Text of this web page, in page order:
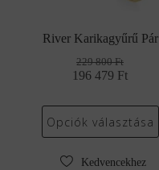
River Karikagyűrű Pár
229 800Ft
Original
was:
229
196 479 Ft
Current
is:
196
Opciók választása
Kedvencekhez